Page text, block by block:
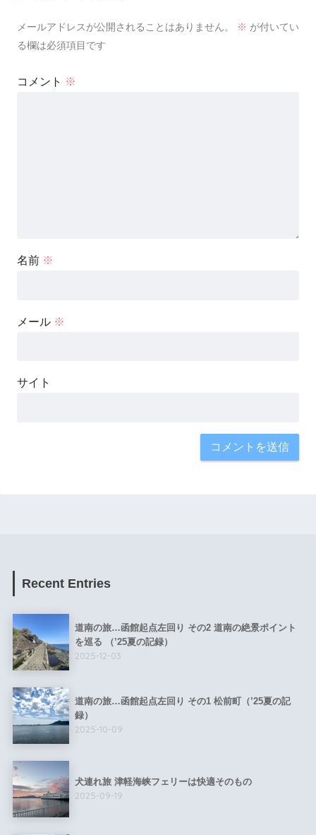
メールアドレスが公開されることはありません。 ※ が付いてい
る欄は必須項目です
コメント ※
名前 ※
メール ※
サイト
Recent Entries
道南の旅…函館起点左回り その2 道南の絶景ポイント
を巡る （’25夏の記録）
2025-12-03
道南の旅…函館起点左回り その1 松前町（’25夏の記
録）
2025-10-09
犬連れ旅 津軽海峡フェリーは快適そのもの
2025-09-19